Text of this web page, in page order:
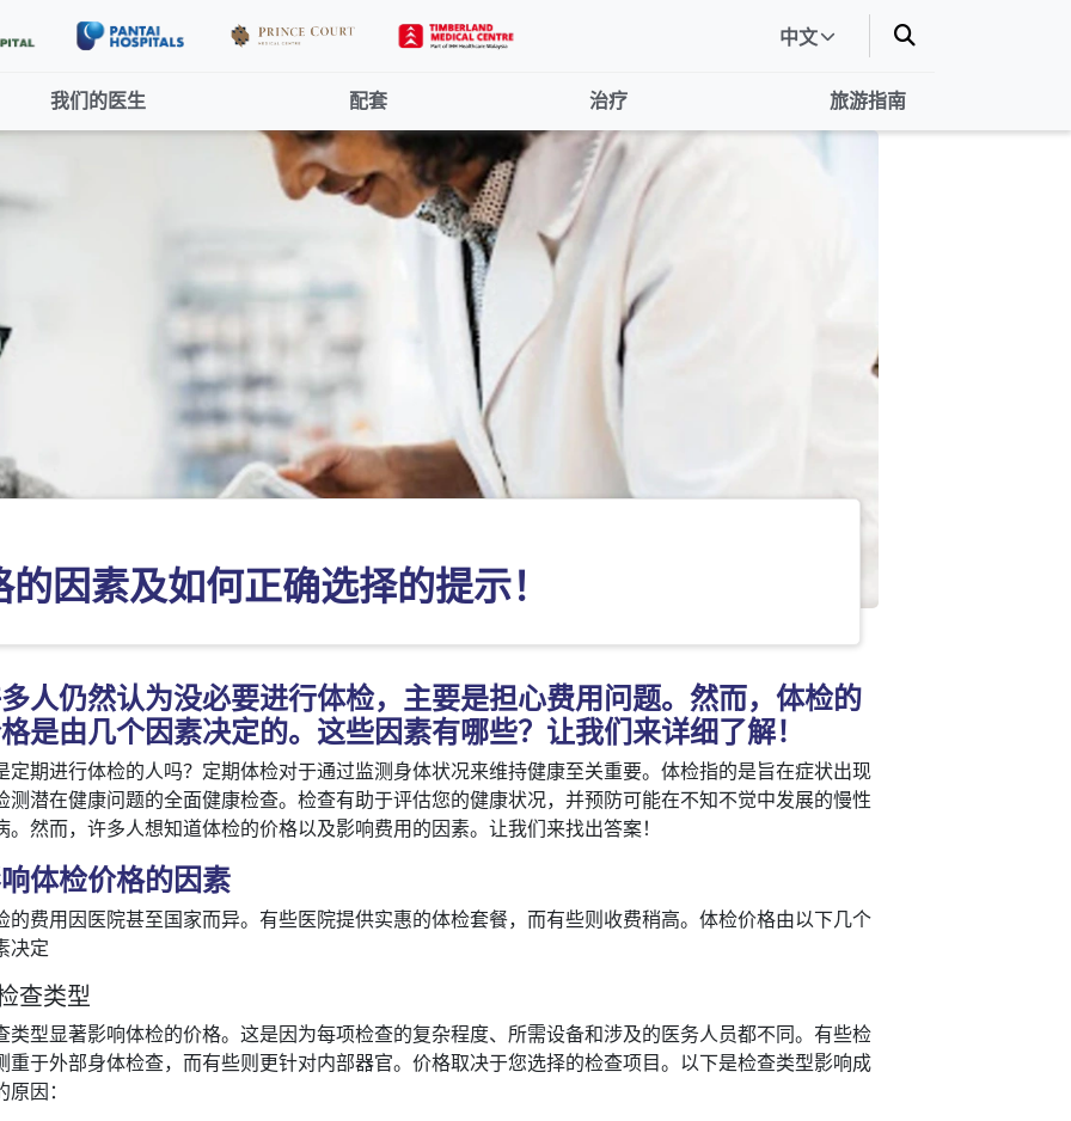
中文
我们的医生 配套 治疗 旅游指南
因素及如何正确选择的提示！
人仍然认为没必要进行体检，主要是担心费用问题。然而，体检的
是由几个因素决定的。这些因素有哪些？让我们来详细了解！
定期进行体检的人吗？定期体检对于通过监测身体状况来维持健康至关重要。体检指的是旨在症状出现
测潜在健康问题的全面健康检查。检查有助于评估您的健康状况，并预防可能在不知不觉中发展的慢性
。然而，许多人想知道体检的价格以及影响费用的因素。让我们来找出答案！
体检价格的因素
的费用因医院甚至国家而异。有些医院提供实惠的体检套餐，而有些则收费稍高。体检价格由以下几个
决定
查类型
类型显著影响体检的价格。这是因为每项检查的复杂程度、所需设备和涉及的医务人员都不同。有些检
重于外部身体检查，而有些则更针对内部器官。价格取决于您选择的检查项目。以下是检查类型影响成
原因：